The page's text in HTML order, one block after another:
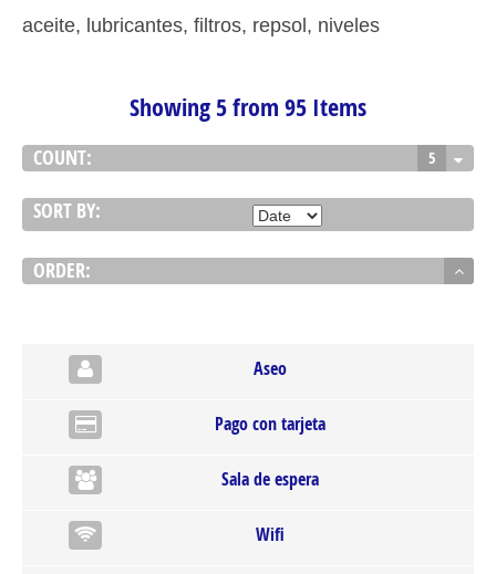
aceite, lubricantes, filtros, repsol, niveles
Showing 5 from 95 Items
COUNT: 5
SORT BY:
ORDER:
Aseo
Pago con tarjeta
Sala de espera
Wifi